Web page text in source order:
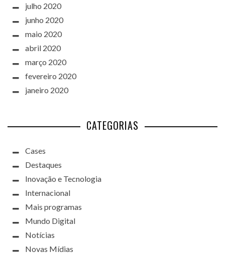
julho 2020
junho 2020
maio 2020
abril 2020
março 2020
fevereiro 2020
janeiro 2020
CATEGORIAS
Cases
Destaques
Inovação e Tecnologia
Internacional
Mais programas
Mundo Digital
Notícias
Novas Mídias